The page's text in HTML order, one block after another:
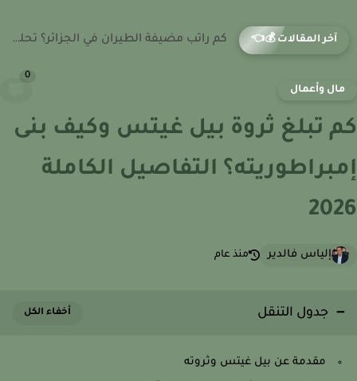
آخر المقالات 💰👈 كم راتب مراقب الحركة الجوية في الجزائر؟ تحليل الرواتب وفرص...
وأعمال
تبلغ ثروة بيل غيتس وكيف بنى
التفاصيل الكاملة
إلياس فالدير منذ عام
جدول التنقل
مقدمة عن بيل غيتس وثروته